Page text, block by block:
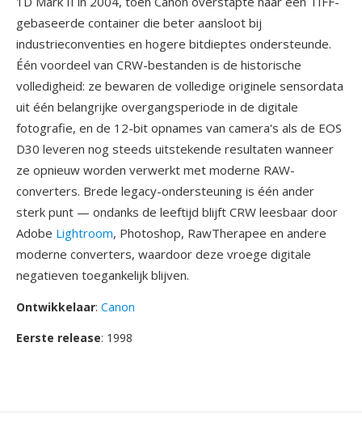
gebaseerde container die beter aansloot bij
industrieconventies en hogere bitdieptes ondersteunde.
Één voordeel van CRW-bestanden is de historische
volledigheid: ze bewaren de volledige originele sensordata
uit één belangrijke overgangsperiode in de digitale
fotografie, en de 12-bit opnames van camera's als de EOS
D30 leveren nog steeds uitstekende resultaten wanneer
ze opnieuw worden verwerkt met moderne RAW-
converters. Brede legacy-ondersteuning is één ander
sterk punt — ondanks de leeftijd blijft CRW leesbaar door
Adobe Lightroom, Photoshop, RawTherapee en andere
moderne converters, waardoor deze vroege digitale
negatieven toegankelijk blijven.
Ontwikkelaar: Canon
Eerste release: 1998